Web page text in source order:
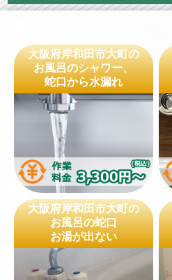
大阪府岸和田市大町の
お風呂のシャワー、
蛇口から水漏れ
大阪府岸和田市大町の
お風呂の蛇口
お湯が出ない